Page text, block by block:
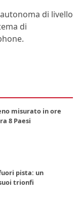
di livello
di
misurato in ore
8 Paesi
pista: un
trionfi